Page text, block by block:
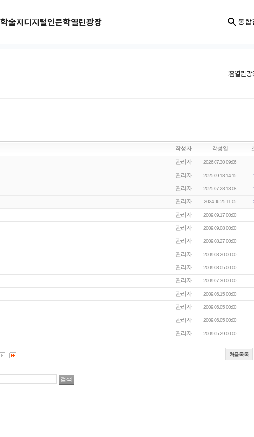
학술지디지털인문학열린광장 통합
홈열린광
작성자 작성일
관리자 2026.07.30 09:06
관리자 2025.09.18 14:15
관리자 2025.07.28 13:08
관리자 2024.06.25 11:05
관리자 2009.09.17 00:00
관리자 2009.09.08 00:00
관리자 2009.08.27 00:00
관리자 2009.08.20 00:00
관리자 2009.08.05 00:00
관리자 2009.07.30 00:00
관리자 2009.06.15 00:00
관리자 2009.06.05 00:00
관리자 2009.06.05 00:00
관리자 2009.05.29 00:00
처음목록